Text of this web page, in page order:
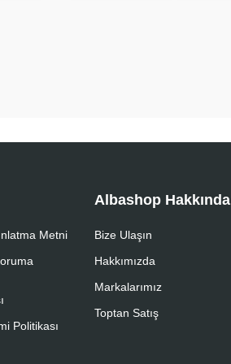
Metni
Politikası
Albashop Hakkında
Bize Ulaşın
Hakkımızda
Markalarımız
Toptan Satış